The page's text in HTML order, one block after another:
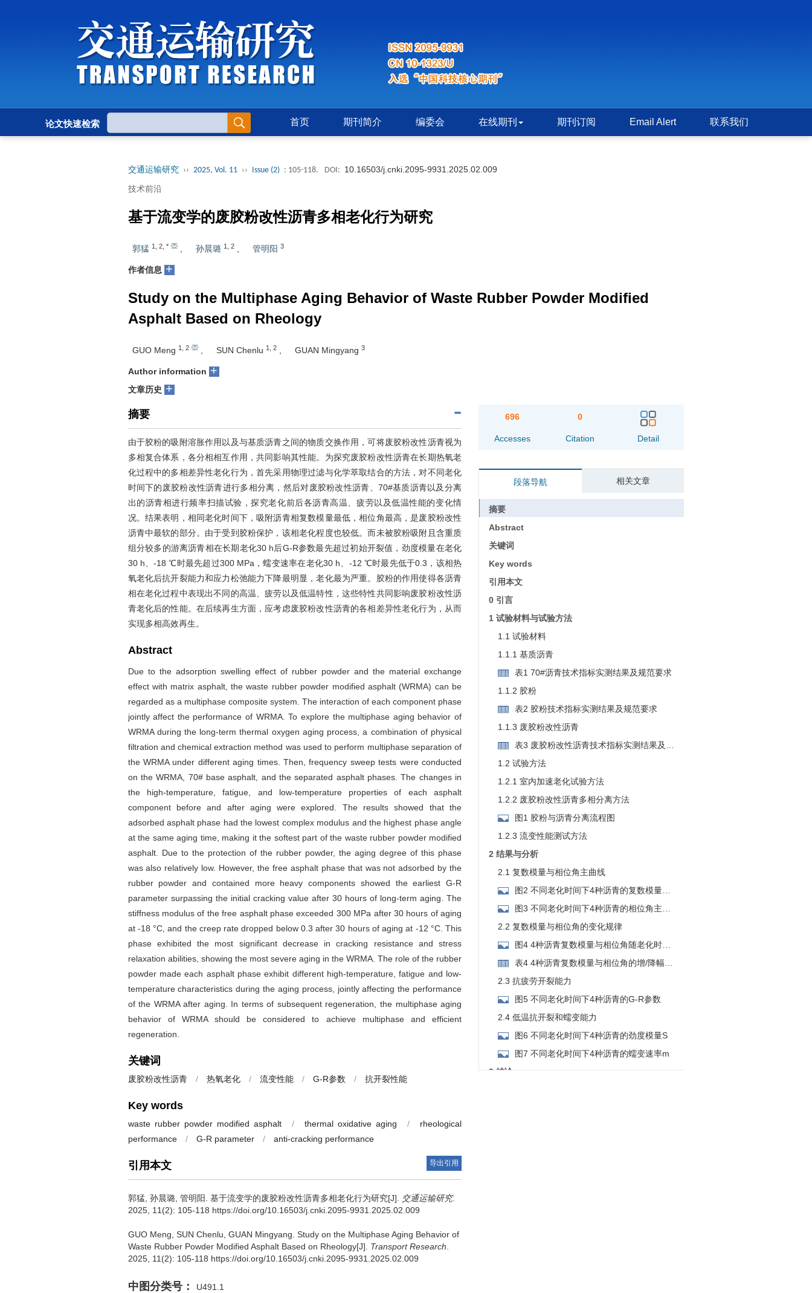
论文快速检索 首页 期刊简介 编委会 在线期刊 期刊订阅 Email Alert 联系我们
交通运输研究 ›› 2025, Vol. 11 ›› Issue (2) : 105-118. DOI: 10.16503/j.cnki.2095-9931.2025.02.009
技术前沿
基于流变学的废胶粉改性沥青多相老化行为研究
郭猛 1 2, * 孙晨璐 1 2 管明阳 3
作者信息 +
Study on the Multiphase Aging Behavior of Waste Rubber Powder Modified
Asphalt Based on Rheology
GUO Meng 1 2 SUN Chenlu 1 2 GUAN Mingyang 3
Author information +
文章历史 +
摘要
由于胶粉的吸附溶胀作用以及与基质沥青之间的物质交换作用，可将废胶粉改性沥青视为
多相复合体系，各分相相互作用，共同影响其性能。为探究废胶粉改性沥青在长期热氧老
化过程中的多相差异性老化行为，首先采用物理过滤与化学萃取结合的方法，对不同老化
时间下的废胶粉改性沥青进行多相分离，然后对废胶粉改性沥青、70#基质沥青以及分离
出的沥青相进行频率扫描试验，探究老化前后各沥青高温、疲劳以及低温性能的变化情
况。结果表明，相同老化时间下，吸附沥青相复数模量最低，相位角最高，是废胶粉改性
沥青中最软的部分。由于受到胶粉保护，该相老化程度也较低。而未被胶粉吸附且含重质
组分较多的游离沥青相在长期老化30 h后G-R参数最先超过初始开裂值，劲度模量在老化
30 h、-18 ℃时最先超过300 MPa，蠕变速率在老化30 h、-12 ℃时最先低于0.3，该相热
氧老化后抗开裂能力和应力松弛能力下降最明显，老化最为严重。胶粉的作用使得各沥青
相在老化过程中表现出不同的高温、疲劳以及低温特性，这些特性共同影响废胶粉改性沥
青老化后的性能。在后续再生方面，应考虑废胶粉改性沥青的各相差异性老化行为，从而
实现多相高效再生。
Abstract
Due to the adsorption swelling effect of rubber powder and the material exchange
effect with matrix asphalt, the waste rubber powder modified asphalt (WRMA) can be
regarded as a multiphase composite system. The interaction of each component phase
jointly affect the performance of WRMA. To explore the multiphase aging behavior of
WRMA during the long-term thermal oxygen aging process, a combination of physical
filtration and chemical extraction method was used to perform multiphase separation of
the WRMA under different aging times. Then, frequency sweep tests were conducted
on the WRMA, 70# base asphalt, and the separated asphalt phases. The changes in
the high-temperature, fatigue, and low-temperature properties of each asphalt
component before and after aging were explored. The results showed that the
adsorbed asphalt phase had the lowest complex modulus and the highest phase angle
at the same aging time, making it the softest part of the waste rubber powder modified
asphalt. Due to the protection of the rubber powder, the aging degree of this phase
was also relatively low. However, the free asphalt phase that was not adsorbed by the
rubber powder and contained more heavy components showed the earliest G-R
parameter surpassing the initial cracking value after 30 hours of long-term aging. The
stiffness modulus of the free asphalt phase exceeded 300 MPa after 30 hours of aging
at -18 °C, and the creep rate dropped below 0.3 after 30 hours of aging at -12 °C. This
phase exhibited the most significant decrease in cracking resistance and stress
relaxation abilities, showing the most severe aging in the WRMA. The role of the rubber
powder made each asphalt phase exhibit different high-temperature, fatigue and low-
temperature characteristics during the aging process, jointly affecting the performance
of the WRMA after aging. In terms of subsequent regeneration, the multiphase aging
behavior of WRMA should be considered to achieve multiphase and efficient
regeneration.
关键词
废胶粉改性沥青 / 热氧老化 / 流变性能 / G-R参数 / 抗开裂性能
Key words
waste rubber powder modified asphalt / thermal oxidative aging /
rheological
performance
/ G-R parameter / anti-cracking performance
引用本文 导出引用
郭猛, 孙晨璐, 管明阳 基于流变学的废胶粉改性沥青多相老化行为研究[J]. 交通运输研究.
2025, 11(2): 105-118 https://doi.org/10.16503/j.cnki.2095-9931.2025.02.009
GUO Meng SUN Chenlu GUAN Mingyang Study on the Multiphase Aging Behavior of
Waste Rubber Powder Modified Asphalt Based on Rheology[J]. Transport Research
2025, 11(2): 105-118 https://doi.org/10.16503/j.cnki.2095-9931.2025.02.009
中图分类号： U491.1
696
Accesses
0
Citation Detail
段落导航 相关文章
摘要
Abstract
关键词
Key words
引用本文
0 引言
1 试验材料与试验方法
1.1 试验材料
1.1.1 基质沥青
表1 70#沥青技术指标实测结果及规范要求
1.1.2 胶粉
表2 胶粉技术指标实测结果及规范要求
1.1.3 废胶粉改性沥青
表3 废胶粉改性沥青技术指标实测结果及规
范要求
1.2 试验方法
1.2.1 室内加速老化试验方法
1.2.2 废胶粉改性沥青多相分离方法
图1 胶粉与沥青分离流程图
1.2.3 流变性能测试方法
2 结果与分析
2.1 复数模量与相位角主曲线
图2 不同老化时间下4种沥青的复数模量主
曲线
图3 不同老化时间下4种沥青的相位角主曲
2.2 复数模量与相位角的变化规律
图4 4种沥青复数模量与相位角随老化时间
的变化趋势表4 4种沥青复数模量与相位角的增/降幅范
2.3 抗疲劳开裂能力
图5 不同老化时间下4种沥青的G-R参数
2.4 低温抗开裂和蠕变能力
图6 不同老化时间下4种沥青的劲度模量S
图7 不同老化时间下4种沥青的蠕变速率m
3 结论